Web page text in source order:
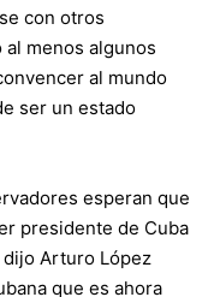
con otros
menos algunos
al mundo
ser un estado
esperan que
presidente de Cuba
dijo Arturo López
que es ahora